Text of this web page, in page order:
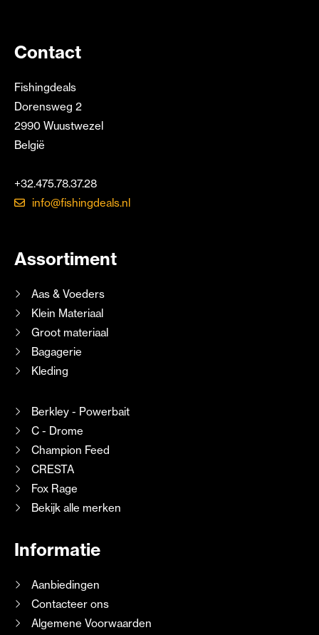
Contact
Fishingdeals
Dorensweg 2
2990 Wuustwezel
België
+32.475.78.37.28
info@fishingdeals.nl
Assortiment
Aas & Voeders
Klein Materiaal
Groot materiaal
Bagagerie
Kleding
Berkley - Powerbait
C - Drome
Champion Feed
CRESTA
Fox Rage
Bekijk alle merken
Informatie
Aanbiedingen
Contacteer ons
Algemene Voorwaarden